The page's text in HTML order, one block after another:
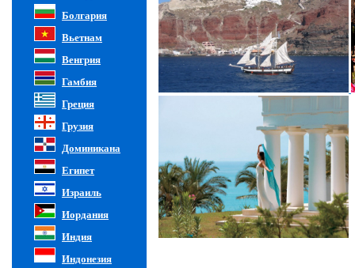
Болгария
Вьетнам
Венгрия
Гамбия
Греция
Грузия
Доминикана
Египет
Израиль
Иордания
Индия
Индонезия